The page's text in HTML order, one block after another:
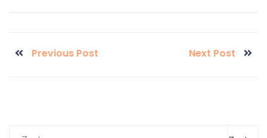
Previous Post Next Post